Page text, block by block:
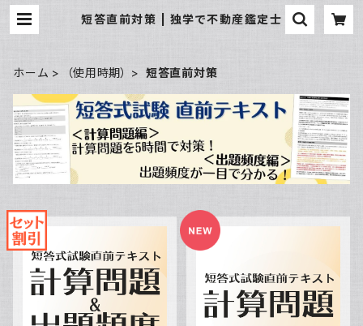
短答直前対策 | 独学で不動産鑑定士
ホーム （使用時期） 短答直前対策